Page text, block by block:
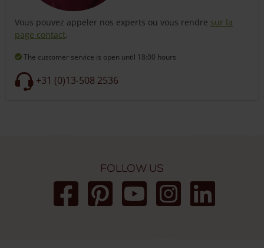
Vous pouvez appeler nos experts ou vous rendre sur la
page contact.
The customer service is open until 18:00 hours
+31 (0)13-508 2536
Follow us